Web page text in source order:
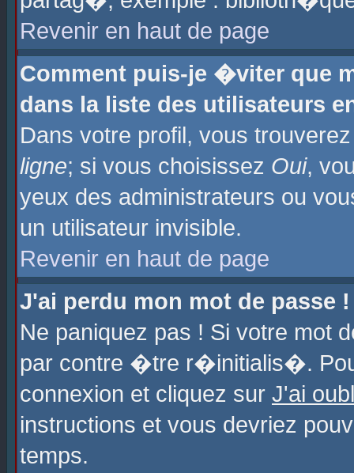
Revenir en haut de page
Comment puis-je �viter que
dans la liste des utilisateurs
Dans votre profil, vous
ligne; si vous choisissez Oui,
yeux des administrateurs ou
un utilisateur invisible.
Revenir en haut de page
J'ai perdu mon mot de passe !
Ne paniquez pas ! Si votre
par contre �tre r�initialis�.
connexion et cliquez sur J'ai
instructions et vous devriez
temps.